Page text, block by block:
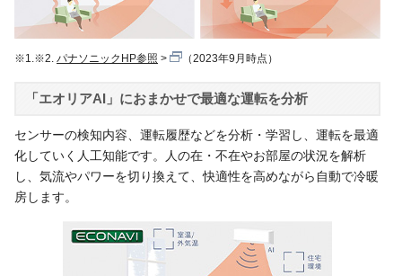
※1.※2. パナソニックHP参照 （2023年9月時点）
「エオリアAI」におまかせで最適な運転を分析
センサーの検知内容、運転履歴などを分析・学習し、運転を最適
化していく人工知能です。人の在・不在やお部屋の状況を解析
し、気流やパワーを切り換えて、快適性を高めながら自動で冷暖
房します。